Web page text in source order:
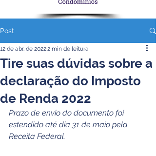
Post
Tire suas dúvidas sobre a
declaração do Imposto
de Renda 2022
12 de abr. de 20222 min de leitura
Prazo de envio do documento foi
estendido até dia 31 de maio pela
Receita Federal.